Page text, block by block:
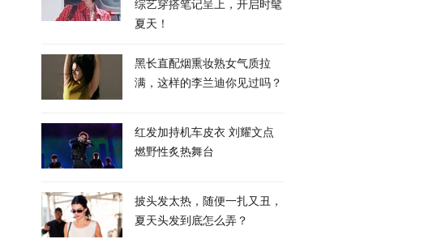
综艺穿搭笔记呈上，开启时髦
夏天！
黑长直配烟熏妆熟女气质拉
满，这样的李兰迪你见过吗？
红发加持机车皮衣 刘耀文点
燃野性炙热舞台
披头发太热，随便一扎又丑，
夏天头发到底怎么弄？